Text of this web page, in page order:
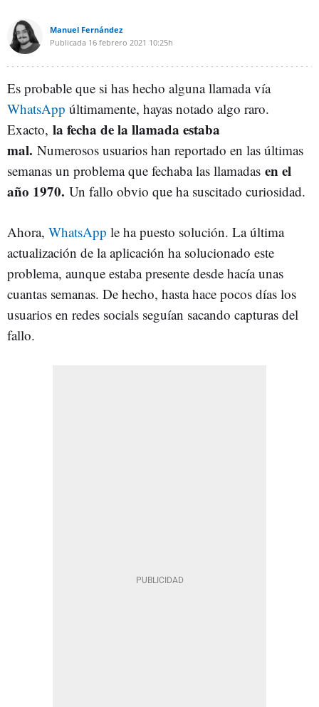
Manuel Fernández
Publicada 16 febrero 2021 10:25h
Es probable que si has hecho alguna llamada vía
WhatsApp últimamente, hayas notado algo raro.
Exacto, la fecha de la llamada estaba
mal. Numerosos usuarios han reportado en las últimas
semanas un problema que fechaba las llamadas en el
año 1970. Un fallo obvio que ha suscitado curiosidad.
Ahora, WhatsApp le ha puesto solución. La última
actualización de la aplicación ha solucionado este
problema, aunque estaba presente desde hacía unas
cuantas semanas. De hecho, hasta hace pocos días los
usuarios en redes socials seguían sacando capturas del
fallo.